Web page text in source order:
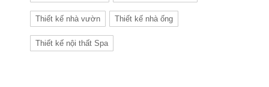
Thiết kế nhà vườn Thiết kế nhà ống
Thiết kế nội thất Spa